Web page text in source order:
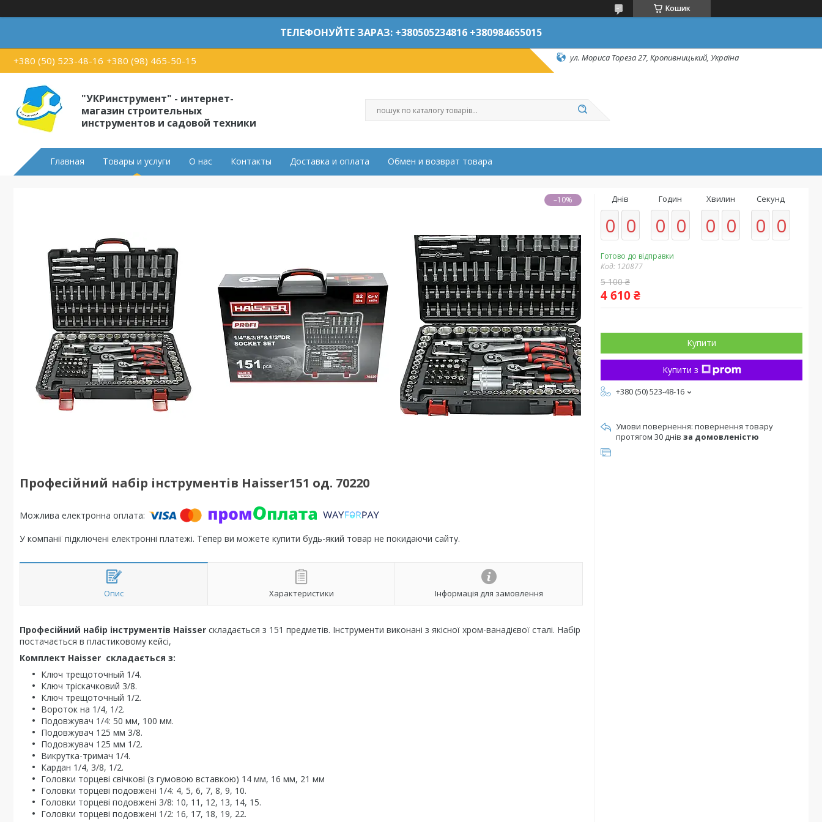
Кошик
ТЕЛЕФОНУЙТЕ ЗАРАЗ: +380505234816 +380984655015
+380 (50) 523-48-16 +380 (98) 465-50-15 ул. Мориса Тореза 27, Кропивницький, Україна
"УКРинструмент" - интернет-
магазин строительных
инструментов и садовой техники
Главная Товары и услуги О нас Контакты Доставка и оплата Обмен и возврат товара
–10%
Професійний набір інструментів Haisser151 од. 70220
У компанії підключені електронні платежі. Тепер ви можете купити будь-який товар не покидаючи сайту.
Опис Характеристики Інформація для замовлення
Професійний набір інструментів Haisser складається з 151 предметів. Інструменти виконані з якісної хром-ванадієвої сталі. Набір
постачається в пластиковому кейсі,
Комплект Haisser складається з:
Ключ трещоточный 1/4.
Ключ тріскачковий 3/8.
Ключ трещоточный 1/2.
Вороток на 1/4, 1/2.
Подовжувач 1/4: 50 мм, 100 мм.
Подовжувач 125 мм 3/8.
Подовжувач 125 мм 1/2.
Викрутка-тримач 1/4.
Кардан 1/4, 3/8, 1/2.
Головки торцеві свічкові (з гумовою вставкою) 14 мм, 16 мм, 21 мм
Головки торцеві подовжені 1/4: 4, 5, 6, 7, 8, 9, 10.
Головки торцеві подовжені 3/8: 10, 11, 12, 13, 14, 15.
Головки торцеві подовжені 1/2: 16, 17, 18, 19, 22.
Днів
0 0
Годин
0 0
Хвилин
0 0
Секунд
0 0
Готово до відправки
Код: 120877
5 100 ₴
4 610 ₴
Купити
Купити з
+380 (50) 523-48-16
повернення товару
протягом 30 днів за домовленістю